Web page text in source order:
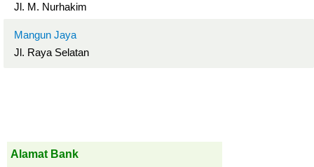
Jl. M. Nurhakim
Mangun Jaya
Jl. Raya Selatan
Alamat Bank